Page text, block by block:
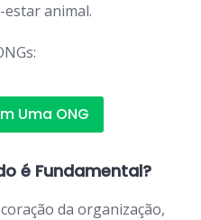
animal.
Uma ONG
é Fundamental?
da organização,